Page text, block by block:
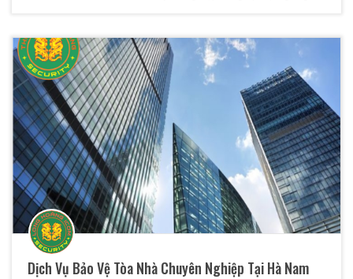
Dịch Vụ Bảo Vệ Tòa Nhà Chuyên Nghiệp Tại Hà Nam